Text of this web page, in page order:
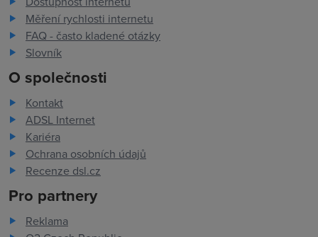
Měření rychlosti internetu
FAQ - často kladené otázky
Slovník
O společnosti
Kontakt
ADSL Internet
Kariéra
Ochrana osobních údajů
Recenze dsl.cz
Pro partnery
Reklama